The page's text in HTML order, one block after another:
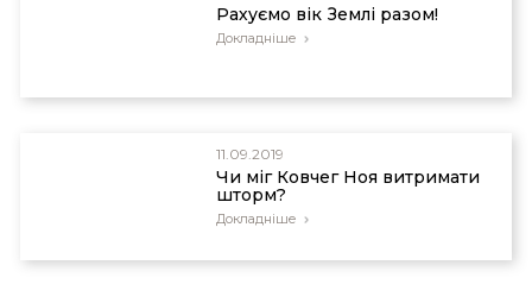
Рахуємо вік Землі разом!
Докладніше
11.09.2019
Чи міг Ковчег Ноя витримати
шторм?
Докладніше